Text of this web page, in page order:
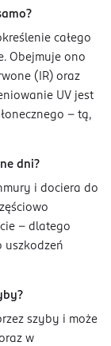
całego
Obejmuje ono
(IR) oraz
UV jest
- tą,
dni?
i dociera do
- dlatego
uszkodzeń
szyby i może
w